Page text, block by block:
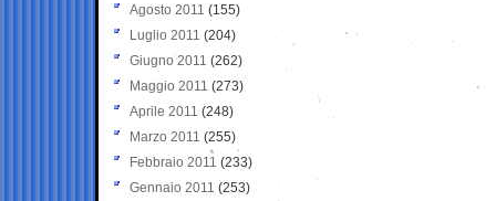
Agosto 2011 (155)
Luglio 2011 (204)
Giugno 2011 (262)
Maggio 2011 (273)
Aprile 2011 (248)
Marzo 2011 (255)
Febbraio 2011 (233)
Gennaio 2011 (253)